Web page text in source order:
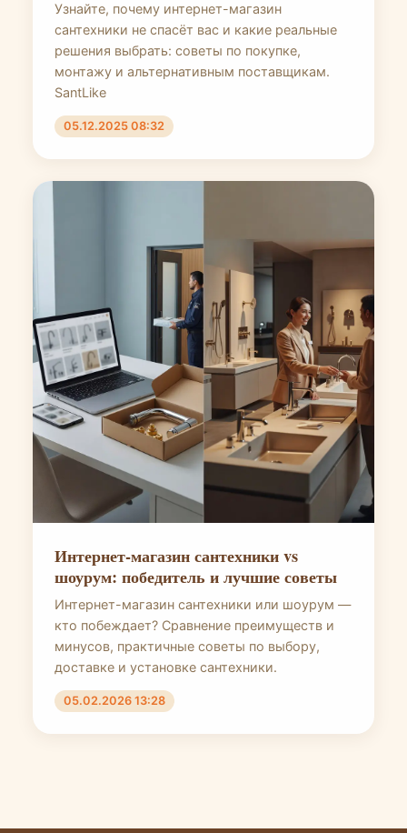
Узнайте, почему интернет-магазин
сантехники не спасёт вас и какие реальные
решения выбрать: советы по покупке,
монтажу и альтернативным поставщикам.
SantLike
05.12.2025 08:32
Интернет-магазин сантехники vs
шоурум: победитель и лучшие советы
Интернет-магазин сантехники или шоурум —
кто побеждает? Сравнение преимуществ и
минусов, практичные советы по выбору,
доставке и установке сантехники.
05.02.2026 13:28